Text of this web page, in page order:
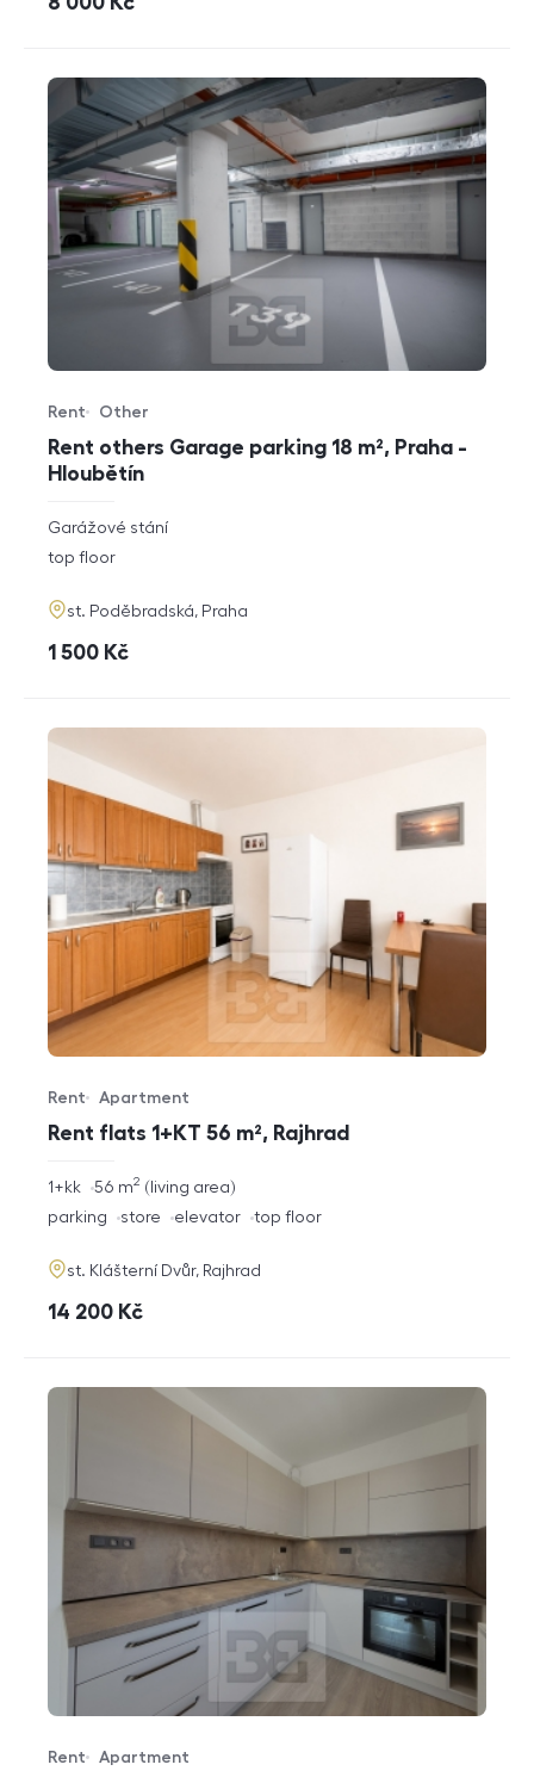
Rent others Garage parking 18 m², Praha -
Hloubětín
Offer type
Rent
Property type
Other
rozměry
disposition
Garážové stání
funkce
top floor
adresa
st. Poděbradská, Praha
cena
1 500 Kč
Rent flats 1+KT 56 m², Rajhrad
Offer type
Rent
Property type
Apartment
rozměry
disposition
1+kk living area
56 m2
funkce
parking store elevator top floor
adresa
st. Klášterní Dvůr, Rajhrad
cena
14 200 Kč
Offer type
Rent
Property type
Apartment